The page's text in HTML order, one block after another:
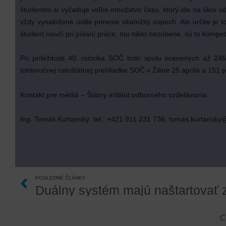
študentmi si vyžaduje veľké množstvo času, ktorý ide na úkor
vždy vynaložené úsilie prinesie okamžitý úspech. Ale určite je
študent naučí pri písaní práce, mu nikto nezoberie, sú to
Pri príležitosti 40. ročníka SOČ bolo spolu ocenených až
tohtoročnej celoštátnej prehliadke SOČ v Žiline 25.apríla a 151
Kontakt pre médiá – Štátny inštitút odborného vzdelávania:
Ing. Tomáš Kurtanský: tel.: +421 911 231 736;
Prev
POSLEDNÉ ČLÁNKY